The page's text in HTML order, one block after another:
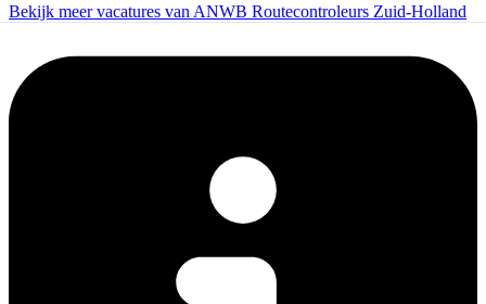
Bekijk meer vacatures van ANWB Routecontroleurs Zuid-Holland